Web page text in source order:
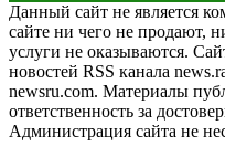
Данный сайт не является
сайте ни чего не продают,
услуги не оказываются.
новостей RSS канала
newsru.com. Материалы
ответственность за
Администрация сайта не